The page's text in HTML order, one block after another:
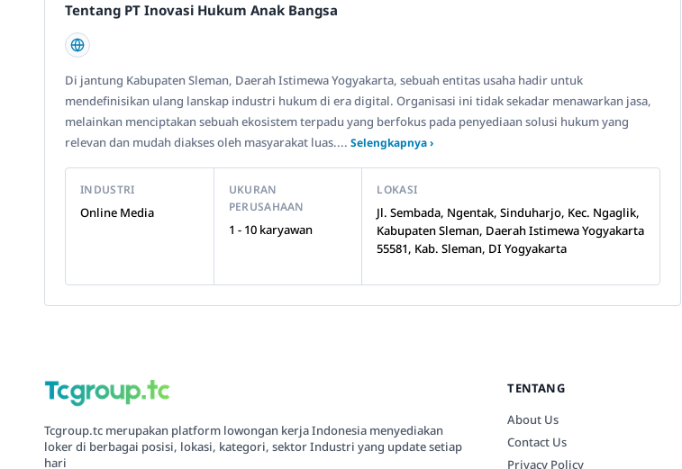
Tentang PT Inovasi Hukum Anak Bangsa
Di jantung Kabupaten Sleman, Daerah Istimewa Yogyakarta, sebuah entitas usaha hadir untuk
mendefinisikan ulang lanskap industri hukum di era digital. Organisasi ini tidak sekadar menawarkan jasa,
melainkan menciptakan sebuah ekosistem terpadu yang berfokus pada penyediaan solusi hukum yang
relevan dan mudah diakses oleh masyarakat luas.... Selengkapnya ›
INDUSTRI
Online Media
UKURAN
PERUSAHAAN
1 - 10 karyawan
LOKASI
Jl. Sembada, Ngentak, Sinduharjo, Kec. Ngaglik,
Kabupaten Sleman, Daerah Istimewa Yogyakarta
55581, Kab. Sleman, DI Yogyakarta
Tcgroup.tc merupakan platform lowongan kerja Indonesia menyediakan
loker di berbagai posisi, lokasi, kategori, sektor Industri yang update setiap
hari
TENTANG
About Us
Contact Us
Privacy Policy